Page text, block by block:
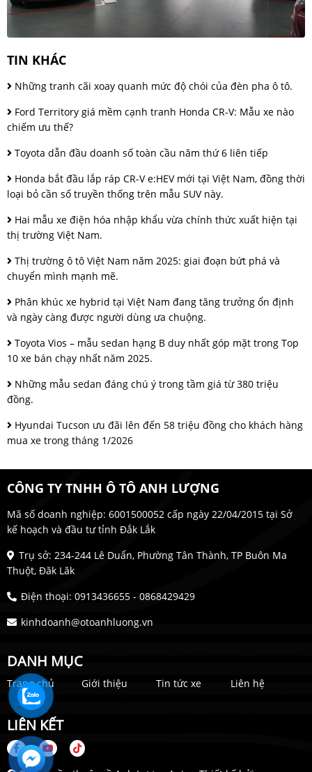
TIN KHÁC
Những tranh cãi xoay quanh mức độ chói của đèn pha ô tô.
Ford Territory giá mềm cạnh tranh Honda CR-V: Mẫu xe nào
chiếm ưu thế?
Toyota dẫn đầu doanh số toàn cầu năm thứ 6 liên tiếp
Honda bắt đầu lắp ráp CR-V e:HEV mới tại Việt Nam, đồng thời
loại bỏ cần số truyền thống trên mẫu SUV này.
Hai mẫu xe điện hóa nhập khẩu vừa chính thức xuất hiện tại
thị trường Việt Nam.
Thị trường ô tô Việt Nam năm 2025: giai đoạn bứt phá và
chuyển mình mạnh mẽ.
Phân khúc xe hybrid tại Việt Nam đang tăng trưởng ổn định
và ngày càng được người dùng ưa chuộng.
Toyota Vios – mẫu sedan hạng B duy nhất góp mặt trong Top
10 xe bán chạy nhất năm 2025.
Những mẫu sedan đáng chú ý trong tầm giá từ 380 triệu
đồng.
Hyundai Tucson ưu đãi lên đến 58 triệu đồng cho khách hàng
mua xe trong tháng 1/2026
CÔNG TY TNHH Ô TÔ ANH LƯỢNG
Mã số doanh nghiệp: 6001500052 cấp ngày 22/04/2015 tại Sở
kế hoạch và đầu tư tỉnh Đắk Lắk
Trụ sở: 234-244 Lê Duẩn, Phường Tân Thành, TP Buôn Ma
Thuột, Đăk Lăk
Điện thoại: 0913436655 - 0868429429
kinhdoanh@otoanhluong.vn
DANH MỤC
Trang chủ Giới thiệu Tin tức xe Liên hệ
LIÊN KẾT